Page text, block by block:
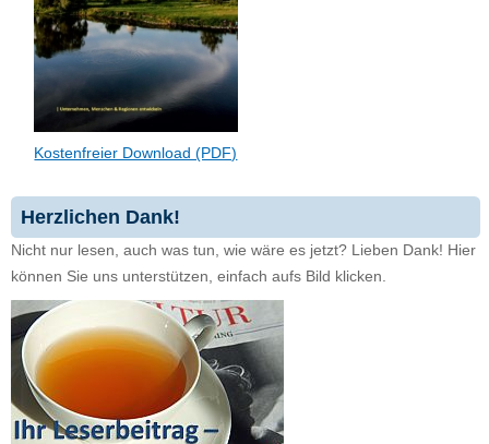
Kostenfreier Download (PDF)
Herzlichen Dank!
Nicht nur lesen, auch was tun, wie wäre es jetzt? Lieben Dank! Hier
können Sie uns unterstützen, einfach aufs Bild klicken.